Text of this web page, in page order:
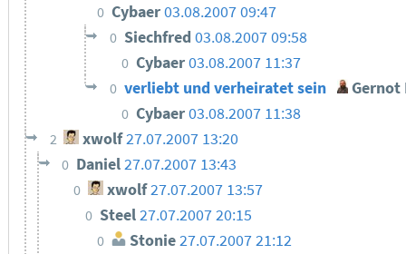
0 Cybaer03.08.2007 09:47
0 Siechfred 03.08.2007 09:58
0 Cybaer03.08.2007 11:37
0 verliebt und verheiratet sein Gernot
0 Cybaer03.08.2007 11:38
2 xwolf27.07.2007 13:20
0 Daniel27.07.2007 13:43
0 xwolf 27.07.2007 13:57
0 Steel27.07.2007 20:15
0 Stonie27.07.2007 21:12